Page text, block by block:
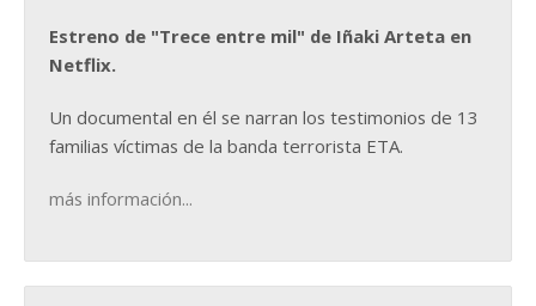
Estreno de "Trece entre mil" de Iñaki Arteta en
Netflix.
Un documental en él se narran los testimonios de 13
familias víctimas de la banda terrorista ETA.
más información...